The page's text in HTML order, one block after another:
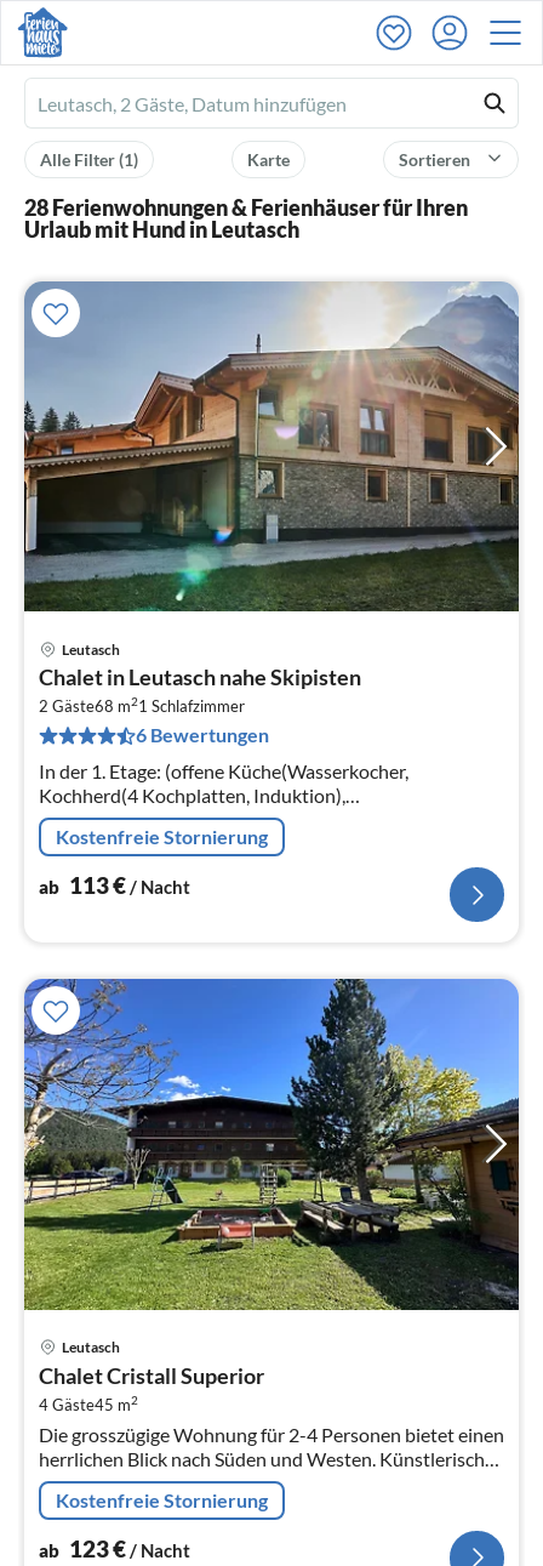
Ferienhausmiete
logo
Sortieren
Karte
Alle Filter(1)
28 Ferienwohnungen & Ferienhäuser für Ihren
Urlaub mit Hund in Leutasch
Leutasch
Chalet in Leutasch nahe Skipisten
2 Gäste68 m21 Schlafzimmer
6 Bewertungen
In der 1. Etage: (offene Küche(Wasserkocher,
Kochherd(4 Kochplatten, Induktion),
Kaffeemaschine(Filter), Espressomaschine, Backofen,
Spülmaschine, Kühl-/Gefrierkombination)
Kostenfreie Stornierung
ab 113€/ Nacht
Leutasch
Chalet Cristall Superior
4 Gäste45 m2
Die grosszügige Wohnung für 2-4 Personen bietet einen
herrlichen Blick nach Süden und Westen. Künstlerische
Originalgemälde verleihen unseren Wohnungen ein
besonderes Flair.
Kostenfreie Stornierung
ab 123€/ Nacht